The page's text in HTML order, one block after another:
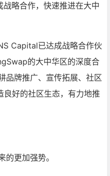
略合作，快速推进在大中
Capital已达成战略合作伙
的大中华区的深度合
品牌推广、宣传拓展、社区
好的社区生态，有力地推
的更加强势。